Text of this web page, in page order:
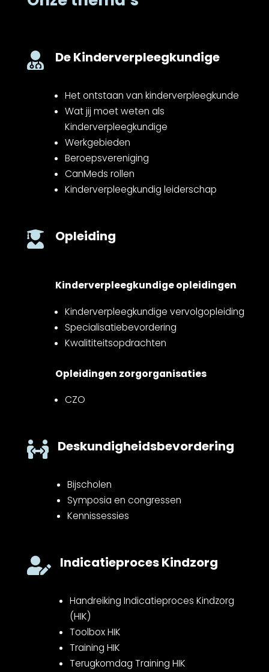
 De Kinderverpleegkundige
Het ontstaan van kinderverpleegkunde
Wat jij moet weten als
Kinderverpleegkundige
Werkgebieden
Beroepsvereniging
CanMeds rollen
Kinderverpleegkundig leiderschap
 Opleiding
Kinderverpleegkundige opleidingen
Kinderverpleegkundige vervolgopleiding
Specialisatiebevordering
Kwalititeitsopdrachten
Opleidingen zorgorganisaties
CZO
 Deskundigheidsbevordering
Bijscholen
Symposia en congressen
Kennissessies
 Indicatieproces Kindzorg
Handreiking Indicatieproces Kindzorg
(HIK)
Toolbox HIK
Training HIK
Terugkomdag Training HIK